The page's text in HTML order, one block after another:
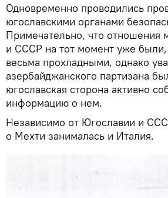
Одновременно проводились
югославскими органами
Примечательно, что отношения
и СССР на тот момент уже были,
весьма прохладными, однако
азербайджанского партизана
югославская сторона активно
информацию о нем.
Независимо от Югославии и
о Мехти занималась и Италия.